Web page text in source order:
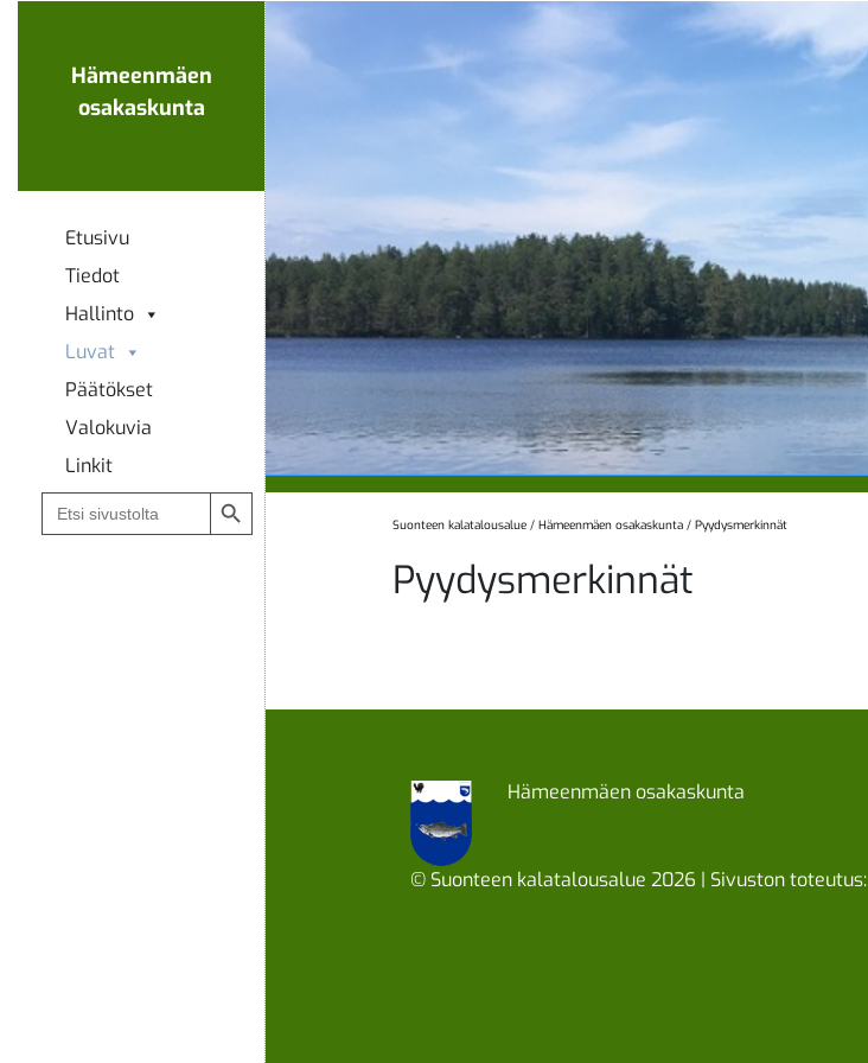
Hämeenmäen
osakaskunta
Etusivu
Tiedot
Hallinto
Luvat
Päätökset
Valokuvia
Linkit
Search
for:
Search Button
Suonteen kalatalousalue /Hämeenmäen osakaskunta /Pyydysmerkinnät
Pyydysmerkinnät
Hämeenmäen osakaskunta
© Suonteen kalatalousalue 2026 | Sivuston toteutus: